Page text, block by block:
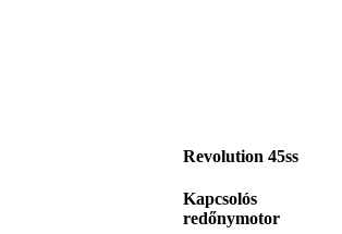
Revolution 45ss
Kapcsolós
redőnymotor